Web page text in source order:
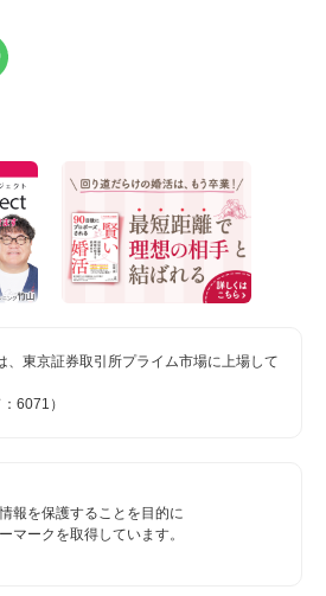
、東京証券取引所プライム市場に上場して
6071）
報を保護することを目的に
マークを取得しています。